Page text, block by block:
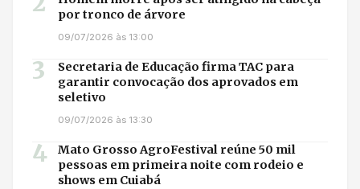
por tronco de árvore
09/07/2026 às 13:00
3
Secretaria de Educação firma TAC para
garantir convocação dos aprovados em
seletivo
09/07/2026 às 13:30
4
Mato Grosso AgroFestival reúne 50 mil
pessoas em primeira noite com rodeio e
shows em Cuiabá